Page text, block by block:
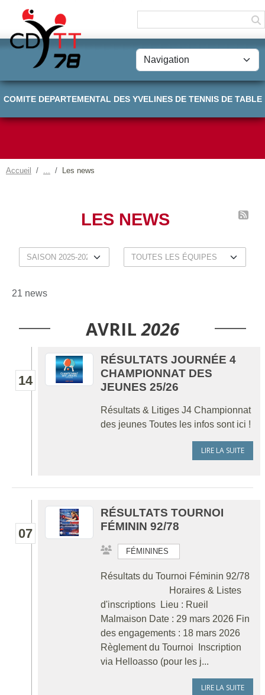
COMITE DEPARTEMENTAL DES YVELINES DE TENNIS DE TABLE
Accueil Les news
LES NEWS
21 news
AVRIL 2026
14
RÉSULTATS JOURNÉE 4
CHAMPIONNAT DES
JEUNES 25/26
Résultats & Litiges J4 Championnat
des jeunes Toutes les infos sont ici !
LIRE LA SUITE
07
RÉSULTATS TOURNOI
FÉMININ 92/78
FÉMININES
Résultats du Tournoi Féminin 92/78
Horaires & Listes
d'inscriptions Lieu : Rueil
Malmaison Date : 29 mars 2026 Fin
des engagements : 18 mars 2026
Règlement du Tournoi Inscription
via Helloasso (pour les j...
LIRE LA SUITE
Panneau de gestion des cookies